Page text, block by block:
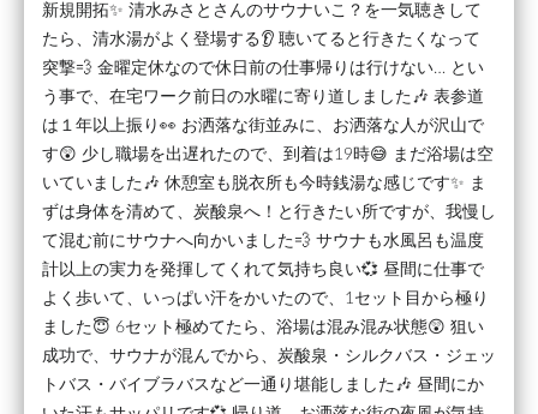
新規開拓✨ 清水みさとさんのサウナいこ？を一気聴きして
たら、清水湯がよく登場する👂️ 聴いてると行きたくなって
突撃💨 金曜定休なので休日前の仕事帰りは行けない… とい
う事で、在宅ワーク前日の水曜に寄り道しました🎶 表参道
は１年以上振り👀 お洒落な街並みに、お洒落な人が沢山で
す😲 少し職場を出遅れたので、到着は19時😅 まだ浴場は空
いていました🎶 休憩室も脱衣所も今時銭湯な感じです✨ ま
ずは身体を清めて、炭酸泉へ！と行きたい所ですが、我慢し
て混む前にサウナへ向かいました💨 サウナも水風呂も温度
計以上の実力を発揮してくれて気持ち良い💞 昼間に仕事で
よく歩いて、いっぱい汗をかいたので、1セット目から極り
ました😇 6セット極めてたら、浴場は混み混み状態😲 狙い
成功で、サウナが混んでから、炭酸泉・シルクバス・ジェッ
トバス・バイブラバスなど一通り堪能しました🎶 昼間にか